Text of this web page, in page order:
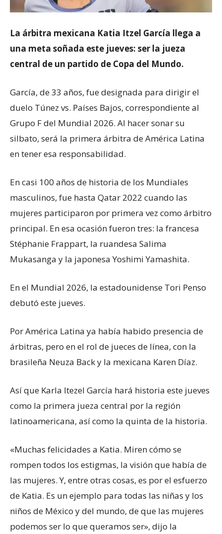
La árbitra mexicana Katia Itzel García llega a
una meta soñada este jueves: ser la jueza
central de un partido de Copa del Mundo.
García, de 33 años, fue designada para dirigir el
duelo Túnez vs. Países Bajos, correspondiente al
Grupo F del Mundial 2026. Al hacer sonar su
silbato, será la primera árbitra de América Latina
en tener esa responsabilidad.
En casi 100 años de historia de los Mundiales
masculinos, fue hasta Qatar 2022 cuando las
mujeres participaron por primera vez como árbitro
principal. En esa ocasión fueron tres: la francesa
Stéphanie Frappart, la ruandesa Salima
Mukasanga y la japonesa Yoshimi Yamashita.
En el Mundial 2026, la estadounidense Tori Penso
debutó este jueves.
Por América Latina ya había habido presencia de
árbitras, pero en el rol de jueces de línea, con la
brasileña Neuza Back y la mexicana Karen Díaz.
Así que Karla Itezel García hará historia este jueves
como la primera jueza central por la región
latinoamericana, así como la quinta de la historia.
«Muchas felicidades a Katia. Miren cómo se
rompen todos los estigmas, la visión que había de
las mujeres. Y, entre otras cosas, es por el esfuerzo
de Katia. Es un ejemplo para todas las niñas y los
niños de México y del mundo, de que las mujeres
podemos ser lo que queramos ser», dijo la